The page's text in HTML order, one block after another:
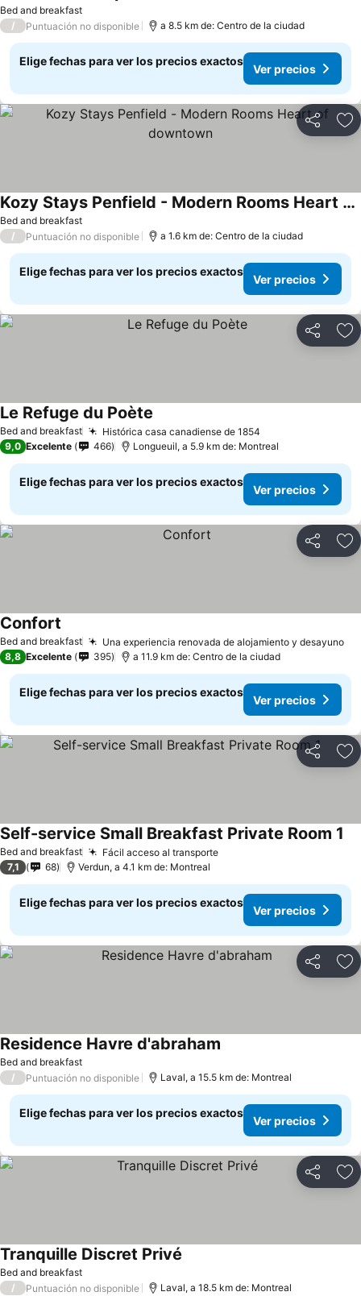
Bed and breakfast
/ Puntuación no disponible a 8.5 km de: Centro de la ciudad
Elige fechas para ver los precios exactos
Ver precios
Compartir
Bed and breakfast
Kozy Stays Penfield - Modern Rooms Heart of downtown
Ver precios
/ Puntuación no disponible a 1.6 km de: Centro de la ciudad
Elige fechas para ver los precios exactos
Ver precios
Compartir
Bed and breakfast Histórica casa canadiense de 1854
Le Refuge du Poète
9,0 Excelente 466 Longueuil, a 5.9 km de: Montreal
Elige fechas para ver los precios exactos
Ver precios
Compartir
Bed and breakfast Una experiencia renovada de alojamiento y desayuno
Confort
8,8 Excelente 395 a 11.9 km de: Centro de la ciudad
Elige fechas para ver los precios exactos
Ver precios
Compartir
Bed and breakfast Fácil acceso al transporteVer precios
Self-service Small Breakfast Private Room 1
7,1 68 Verdun, a 4.1 km de: Montreal
Elige fechas para ver los precios exactos
Ver precios
Compartir
Bed and breakfast
Residence Havre d'abraham
/ Puntuación no disponible Laval, a 15.5 km de: Montreal
Elige fechas para ver los precios exactos
Ver precios
Compartir
Bed and breakfast
Tranquille Discret Privé
/ Puntuación no disponible Laval, a 18.5 km de: Montreal